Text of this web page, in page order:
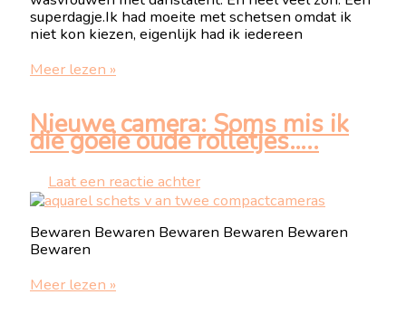
superdagje.Ik had moeite met schetsen omdat ik
niet kon kiezen, eigenlijk had ik iedereen
Hanzedag
schilderachtig!
Meer lezen »
Nieuwe camera: Soms mis ik
die goeie oude rolletjes…..
Laat een reactie achter
Bewaren Bewaren Bewaren Bewaren Bewaren
Bewaren
Nieuwe
Meer lezen »